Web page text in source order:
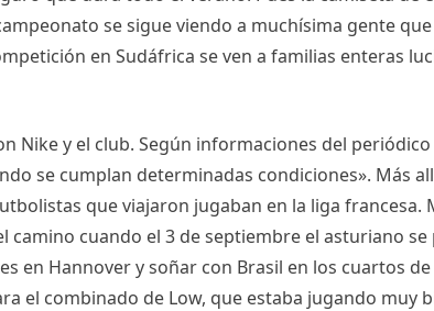
se sigue viendo a muchísima gente
en Sudáfrica se ven a familias enteras
Nike y el club. Según informaciones del
se cumplan determinadas condiciones». Más
que viajaron jugaban en la liga
cuando el 3 de septiembre el asturiano
en Hannover y soñar con Brasil en los cuartos
el combinado de Low, que estaba jugando muy